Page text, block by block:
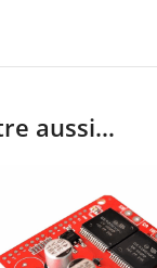
aussi…